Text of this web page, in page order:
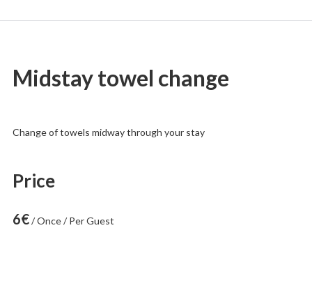
Midstay towel change
Change of towels midway through your stay
Price
6€/ Once / Per Guest